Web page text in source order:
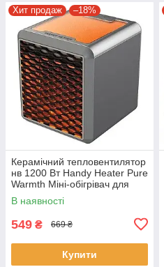
Хит продаж –18%
Керамічний тепловентилятор
нв 1200 Вт Handy Heater Pure
Warmth Міні-обігрівач для
дому
В наявності
549 ₴ 669 ₴
Купити